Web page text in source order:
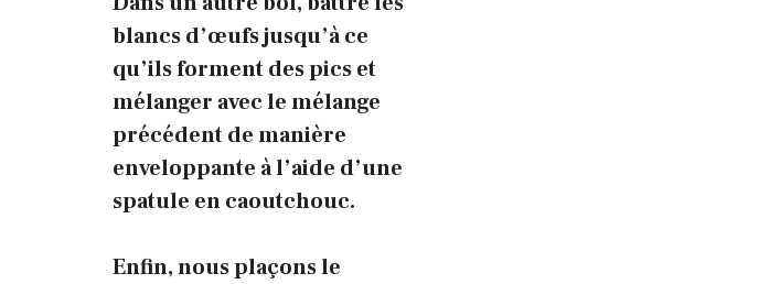
blancs d’œufs jusqu’à ce
qu’ils forment des pics et
mélanger avec le mélange
précédent de manière
enveloppante à l’aide d’une
spatule en caoutchouc.
Enfin, nous plaçons le